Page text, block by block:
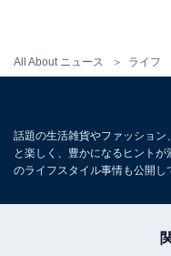
All About ニュース ライフ
話題の生活雑貨やファッショ
と楽しく、豊かになるヒント
のライフスタイル事情も公開し